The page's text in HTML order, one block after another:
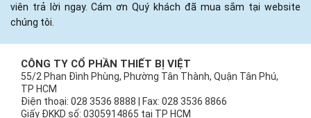
viên trả lời ngay. Cám ơn Quý khách đã mua sắm tại website
chúng tôi.
CÔNG TY CỔ PHẦN THIẾT BỊ VIỆT
55/2 Phan Đình Phùng, Phường Tân Thành, Quận Tân Phú,
TP HCM
Điện thoại: 028 3536 8888 | Fax: 028 3536 8866
Giấy ĐKKD số: 0305914865 tại TP HCM